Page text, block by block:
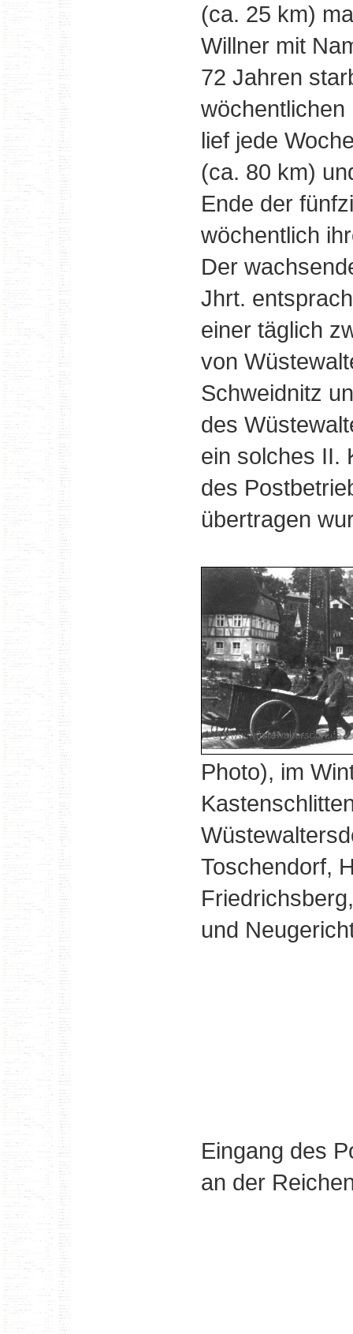
(ca. 25 km)
Willner mit
72 Jahren
wöchentlichen
lief jede
(ca. 80 km)
Ende der
wöchentlich
Der
Jhrt.
einer täglich
von
Schweidnitz
des
ein solches II.
des
übertragen
Photo), im
Toschendorf,
und
Eingang des
an der